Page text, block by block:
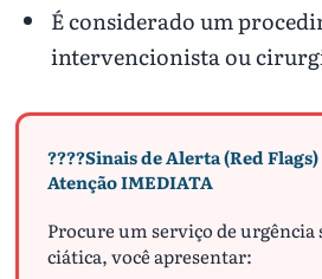
É considerado um
intervencionista ou
????Sinais de Alerta (Red
Atenção IMEDIATA
Procure um serviço de
ciática, você apresentar: